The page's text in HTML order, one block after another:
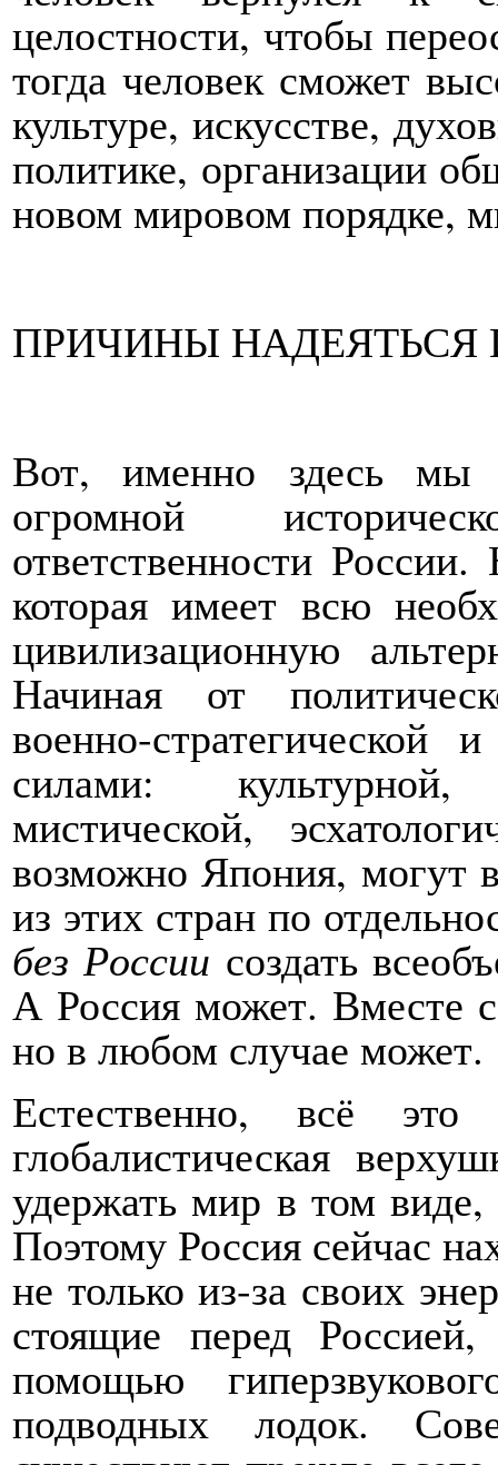
целостности, чтобы
тогда человек сможет
культуре, искусстве,
политике, организации
новом мировом порядке,
ПРИЧИНЫ НАДЕЯТЬСЯ
Вот, именно здесь
огромной
ответственности
которая имеет всю
цивилизационную
Начиная от
военно-
силами: культурной,
мистической,
возможно Япония, могут
из этих стран по
без России создать
А Россия может. Вместе
но в любом случае может.
Естественно, всё
глобалистическая
удержать мир в том виде,
Поэтому Россия сейчас
не только из-за своих
стоящие перед
помощью
подводных лодок.